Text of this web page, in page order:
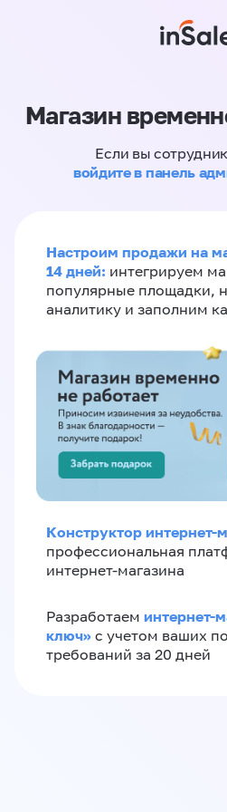
Магазин
Если вы
войдите в панель
Настроим продажи на
14 дней: интегрируем
популярные площадки,
аналитику и заполним
Конструктор интернет-
профессиональная
интернет-магазина
Разработаем интернет-
ключ»‎ с учетом ваших
требований за 20 дней